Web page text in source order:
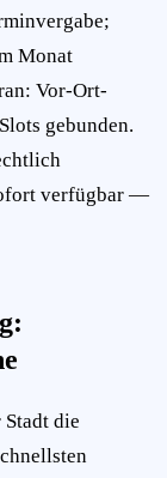
Monat
Vor-Ort-
gebunden.
verfügbar —
die